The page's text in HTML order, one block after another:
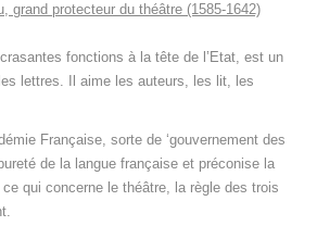
grand protecteur du théâtre (1585-1642)
fonctions à la tête de l’Etat, est un
lettres. Il aime les auteurs, les lit, les
Française, sorte de ‘gouvernement des
de la langue française et préconise la
qui concerne le théâtre, la règle des trois